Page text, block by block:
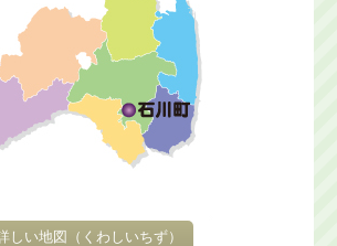
しい地図 （くわしいちず）